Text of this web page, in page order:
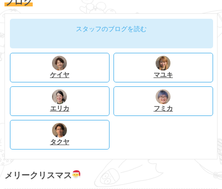
スタッフのブログを読む
ケイヤ マユキ
エリカ フミカ
タクヤ
メリークリスマス